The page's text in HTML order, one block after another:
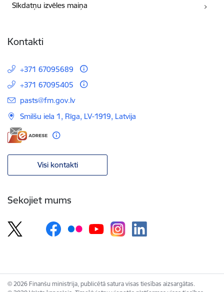
Sīkdatņu izvēles maiņa
Kontakti
+371 67095689
+371 67095405
E-pasts:
pasts@fm.gov.lv
Smilšu iela 1, Rīga, LV-1919, Latvija
Visi kontakti
Sekojiet mums
© 2026 Finanšu ministrija, publicētā satura visas tiesības aizsargātas.